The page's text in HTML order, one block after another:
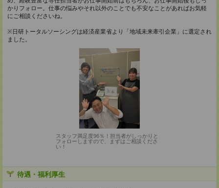
かりフォロー。仕事の悩みやそれ以外のことでも不安なことがあればお気軽
にご相談くださいね。
※日研トータルソーシングは経済産業省より「地域未来牽引企業」に選定され
ました。
スタッフ満足度96％！担当者がしっかりと
フォローしますので、まずはご相談くださ
い！
待遇・福利厚生